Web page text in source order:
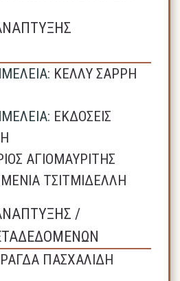
ΚΕΛΛΥ ΣΑΡΡΗ
ΕΚΔΟΣΕΙΣ
ΑΓΙΟΜΑΥΡΙΤΗΣ
ΤΣΙΤΜΙΔΕΛΛΗ
/
ΠΑΣΧΑΛΙΔΗ